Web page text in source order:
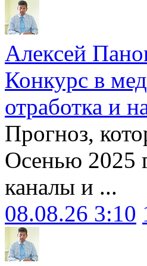
Алексей
Конкурс в
отработка и
Прогноз,
Осенью 2025
каналы и ...
08.08.26 3:10